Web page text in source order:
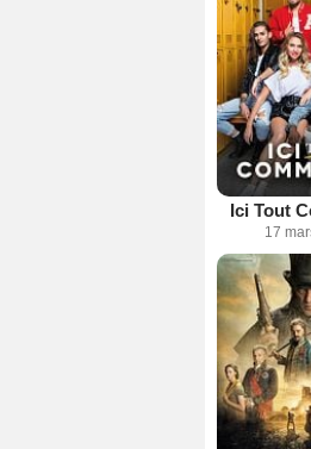
Ici Tout
17